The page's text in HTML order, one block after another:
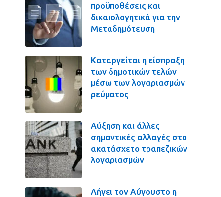
προϋποθέσεις και
δικαιολογητικά για την
Μεταδημότευση
Καταργείται η είσπραξη
των δημοτικών τελών
μέσω των λογαριασμών
ρεύματος
Αύξηση και άλλες
σημαντικές αλλαγές στο
ακατάσχετο τραπεζικών
λογαριασμών
Λήγει τον Αύγουστο η